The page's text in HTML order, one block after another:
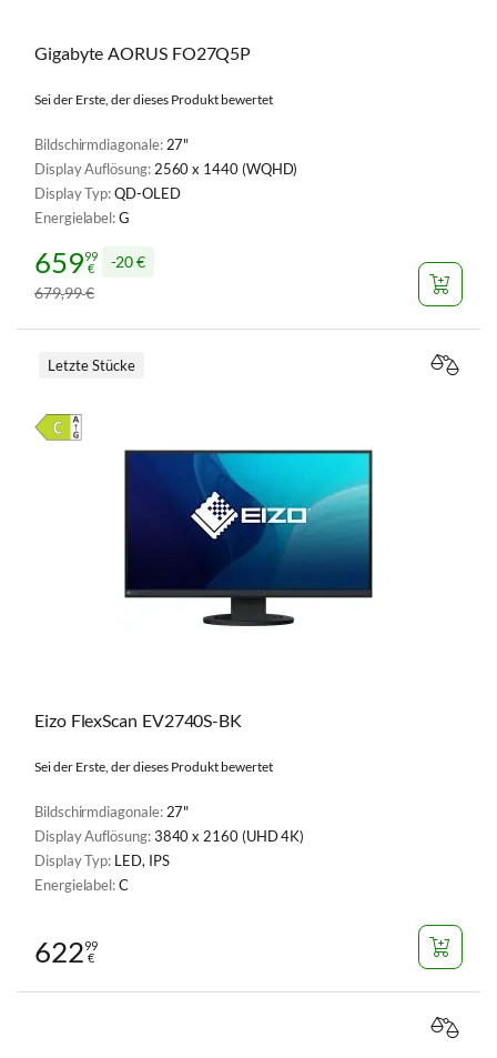
Gigabyte AORUS FO27Q5P
Sei der Erste, der dieses Produkt bewertet
Bildschirmdiagonale:27"
Display Auflösung:2560 x 1440 (WQHD)
Display Typ:QD-OLED
Energielabel:G
65999
€
20 €
679,99€
Eizo FlexScan EV2740S-BK
Sei der Erste, der dieses Produkt bewertet
Bildschirmdiagonale: 27"
Display Auflösung:3840 x 2160 (UHD 4K)
Display Typ: LED, IPS
Energielabel:C
Letzte Stücke
62299
€